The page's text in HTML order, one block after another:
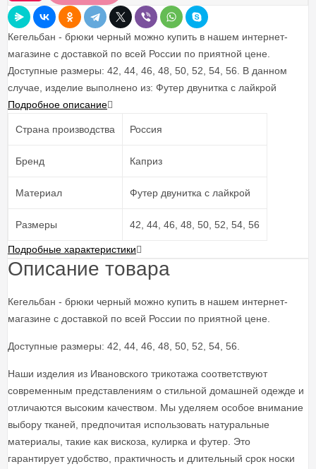
Кегельбан - брюки черный можно купить в нашем интернет-
магазине с доставкой по всей России по приятной цене.
Доступные размеры: 42, 44, 46, 48, 50, 52, 54, 56. В данном
случае, изделие выполнено из: Футер двунитка с лайкрой
Подробное описание
Страна производства Россия
Бренд Каприз
Материал Футер двунитка с лайкрой
Размеры 42, 44, 46, 48, 50, 52, 54, 56
Подробные характеристики
Описание товара
Кегельбан - брюки черный можно купить в нашем интернет-
магазине с доставкой по всей России по приятной цене.
Доступные размеры: 42, 44, 46, 48, 50, 52, 54, 56.
Наши изделия из Ивановского трикотажа соответствуют
современным представлениям о стильной домашней одежде и
отличаются высоким качеством. Мы уделяем особое внимание
выбору тканей, предпочитая использовать натуральные
материалы, такие как вискоза, кулирка и футер. Это
гарантирует удобство, практичность и длительный срок носки